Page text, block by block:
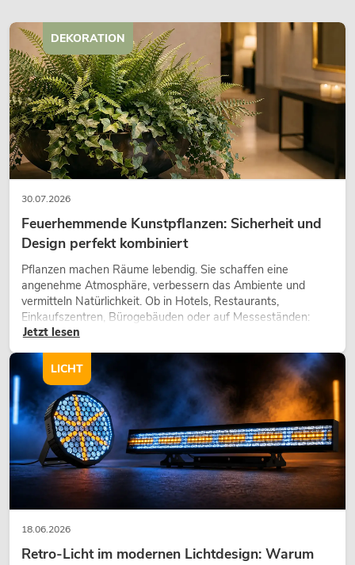
30.07.2026
Feuerhemmende Kunstpflanzen: Sicherheit und
Design perfekt kombiniert
Pflanzen machen Räume lebendig. Sie schaffen eine
angenehme Atmosphäre, verbessern das Ambiente und
vermitteln Natürlichkeit. Ob in Hotels, Restaurants,
Einkaufszentren, Bürogebäuden oder auf Messeständen:
eine hochwertige Begrünung gehört heute längst zum
Jetzt lesen
DEKORATION
18.06.2026
Retro-Licht im modernen Lichtdesign: Warum
LICHT